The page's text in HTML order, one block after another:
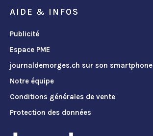
AIDE & INFOS
Publicité
Espace PME
journaldemorges.ch sur son smartphone
Notre équipe
Conditions générales de vente
Protection des données